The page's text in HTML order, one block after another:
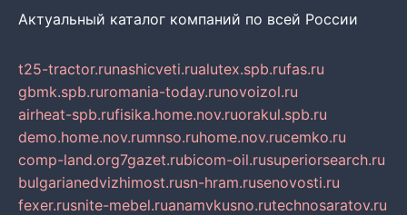
Актуальный каталог компаний по всей России
t25-tractor.runashicveti.rualutex.spb.rufas.ru
gbmk.spb.ruromania-today.runovoizol.ru
airheat-spb.rufisika.home.nov.ruorakul.spb.ru
demo.home.nov.rumnso.ruhome.nov.rucemko.ru
comp-land.org7gazet.rubicom-oil.rusuperiorsearch.ru
bulgarianedvizhimost.rusn-hram.rusenovosti.ru
fexer.rusnite-mebel.ruanamvkusno.rutechnosaratov.ru